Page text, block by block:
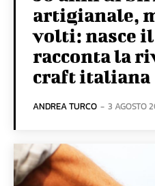
artigianale,
volti: nasce
racconta la
craft italiana
ANDREA TURCO - 3 AGOSTO